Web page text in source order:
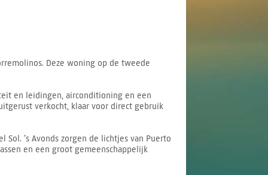
Deze woning op de tweede
en leidingen, airconditioning en een
verkocht, klaar voor direct gebruik
’s Avonds zorgen de lichtjes van Puerto
en een groot gemeenschappelijk